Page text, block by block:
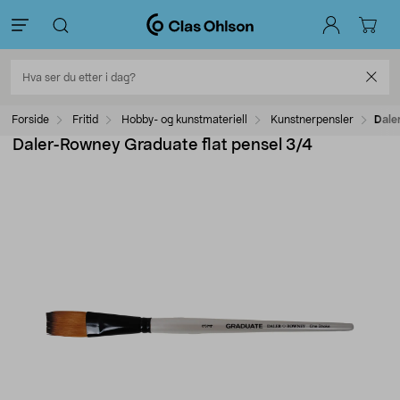
Forside Fritid Hobby- og kunstmateriell Kunstnerpensler
Daler-Rowney Graduate flat pensel 3/4